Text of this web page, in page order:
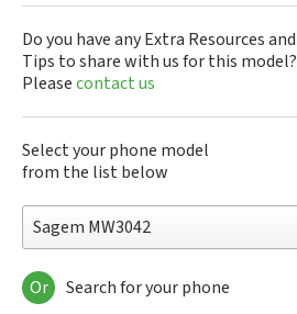
Do you have any Extra Resources and
Tips to share with us for this model?
Pleasecontact us
Select your phone model
from the list below
Sagem MW3042
Or Search for your phone